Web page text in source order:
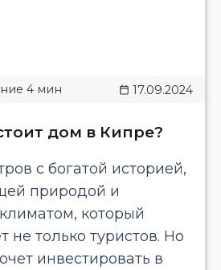
17.09.2024
дом в Кипре?
с богатой историей,
природой и
который
не только туристов. Но
инвестировать в